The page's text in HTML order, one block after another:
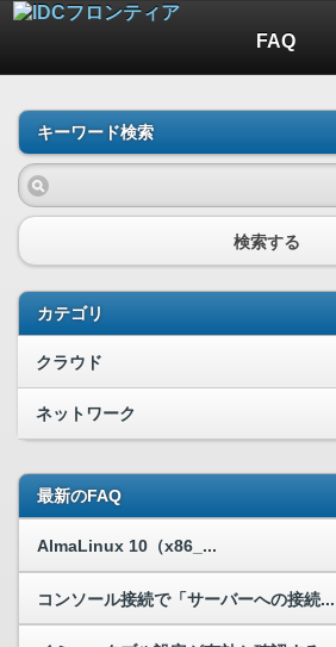
FAQ
キーワード検索
検索する
カテゴリ
クラウド
ネットワーク
最新のFAQ
AlmaLinux 10（x86_...
コンソール接続で「サーバーへの接続...